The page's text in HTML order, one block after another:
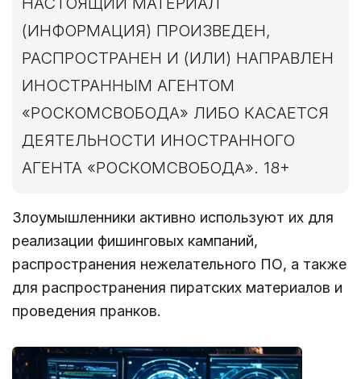
(ИНФОРМАЦИЯ) ПРОИЗВЕДЕН,
РАСПРОСТРАНЕН И (ИЛИ) НАПРАВЛЕН
ИНОСТРАННЫМ АГЕНТОМ
«РОСКОМСВОБОДА» ЛИБО КАСАЕТСЯ
ДЕЯТЕЛЬНОСТИ ИНОСТРАННОГО
АГЕНТА «РОСКОМСВОБОДА». 18+
Злоумышленники активно используют их для
реализации фишинговых кампаний,
распространения нежелательного ПО, а также
для распространения пиратских материалов и
проведения пранков.